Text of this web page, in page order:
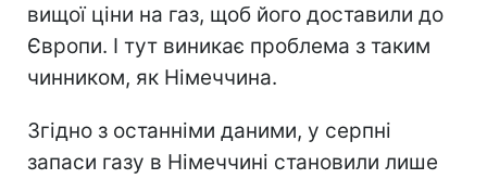
вищої ціни на газ, щоб його доставили до
Європи. І тут виникає проблема з таким
чинником, як Німеччина.
Згідно з останніми даними, у серпні
запаси газу в Німеччині становили лише